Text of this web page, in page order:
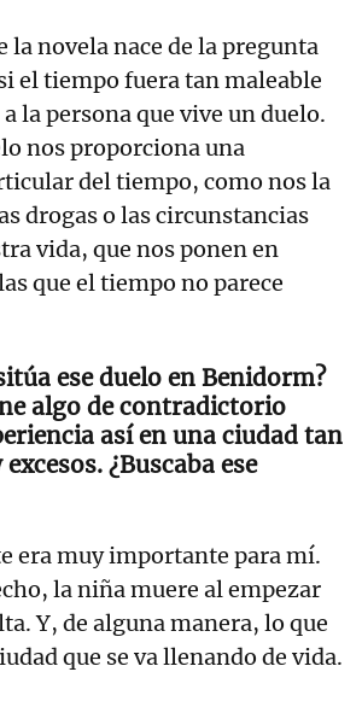
la novela nace de la pregunta
el tiempo fuera tan maleable
la persona que vive un duelo.
nos proporciona una
del tiempo, como nos la
drogas o las circunstancias
vida, que nos ponen en
que el tiempo no parece
ese duelo en Benidorm?
algo de contradictorio
así en una ciudad tan
¿Buscaba ese
era muy importante para mí.
la niña muere al empezar
Y, de alguna manera, lo que
que se va llenando de vida.